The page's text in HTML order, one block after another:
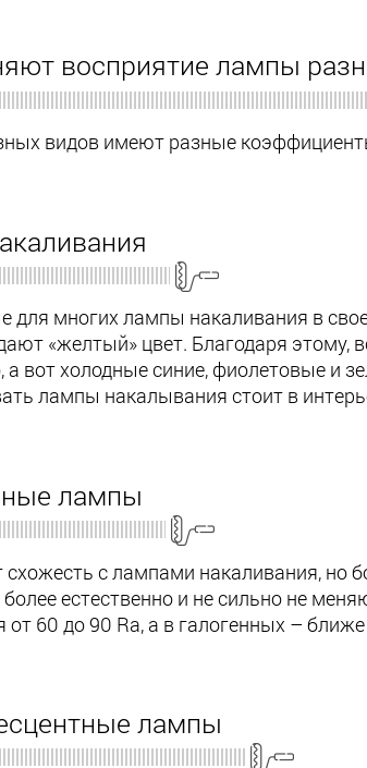
восприятие лампы
видов имеют разные
многих лампы накаливания в
«желтый» цвет. Благодаря
а вот холодные синие, фиолетовые и
лампы накалывания стоит в
лампы
с лампами накаливания, но
естественно и не сильно не
от 60 до 90 Ra, а в галогенных –
лампы